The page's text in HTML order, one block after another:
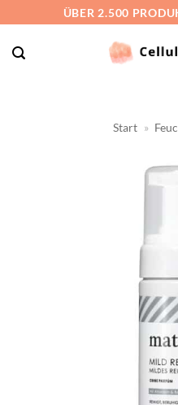
springen
ÜBER 2.500
Start »